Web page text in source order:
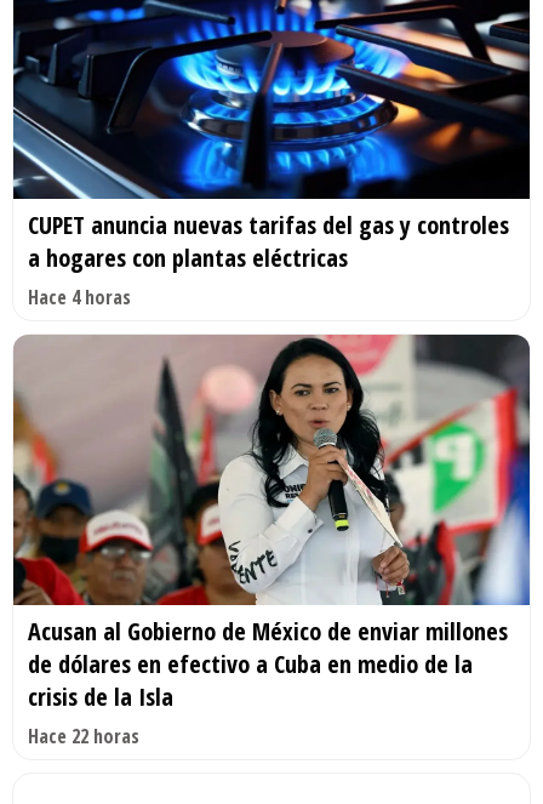
CUPET anuncia nuevas tarifas del gas y controles
a hogares con plantas eléctricas
Hace 4 horas
Acusan al Gobierno de México de enviar millones
de dólares en efectivo a Cuba en medio de la
crisis de la Isla
Hace 22 horas